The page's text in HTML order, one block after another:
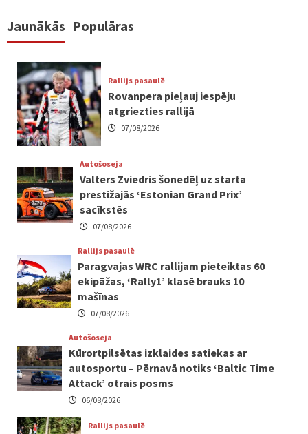
Jaunākās Populāras
Rallijs pasaulē
Rovanpera pieļauj iespēju
atgriezties rallijā
07/08/2026
Autošoseja
Valters Zviedris šonedēļ uz starta
prestižajās ‘Estonian Grand Prix’
sacīkstēs
07/08/2026
Rallijs pasaulē
Paragvajas WRC rallijam pieteiktas 60
ekipāžas, ‘Rally1’ klasē brauks 10
mašīnas
07/08/2026
Autošoseja
Kūrortpilsētas izklaides satiekas ar
autosportu – Pērnavā notiks ‘Baltic Time
Attack’ otrais posms
06/08/2026
Rallijs pasaulē